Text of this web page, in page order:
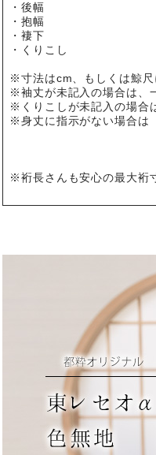
・後幅
・抱幅
・褄下
・くりこし
※寸法はcm、もしくは鯨尺
※袖丈が未記入の場合は、
※くりこしが未記入の場合
※身丈に指示がない場合は
※裄長さんも安心の最大裄